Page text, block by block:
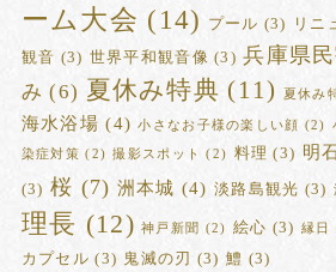
ーム大会 (14) プール (3) リニ
観音 (3) 世界平和観音像 (3) 兵庫県民
み (6) 夏休み特典 (11) 夏休み
海水浴場 (4) 小さなお子様の楽しい顔 (2)
染症対策 (2) 撮影スポット (2) 料理 (3) 明
(3) 桜 (7) 洲本城 (4) 淡路島観光 (3)
理長 (12) 神戸新聞 (2) 絵心 (3) 縁日
カプセル (3) 鬼滅の刃 (3) 鱧 (3)